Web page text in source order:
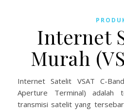
Internet
Murah
Internet Satelit VSAT C-
Aperture Terminal) adalah
transmisi satelit yang